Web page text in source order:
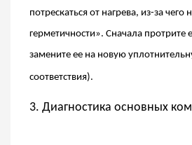
потрескаться от нагрева, из-за
герметичности». Сначала
замените ее на новую
соответствия).
3. Диагностика основных